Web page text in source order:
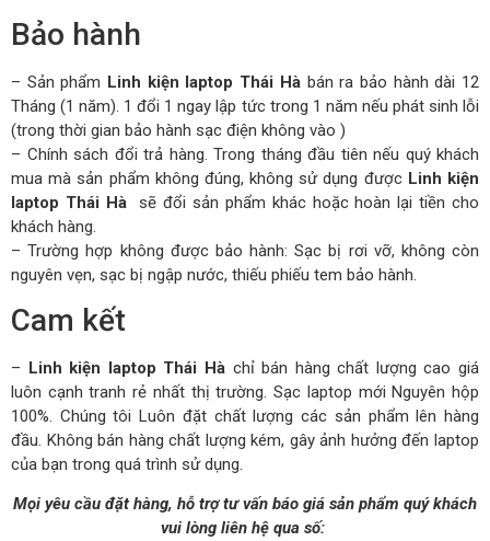
Bảo hành
– Sản phẩm Linh kiện laptop Thái Hà bán ra bảo hành dài 12
Tháng (1 năm). 1 đổi 1 ngay lập tức trong 1 năm nếu phát sinh lỗi
(trong thời gian bảo hành sạc điện không vào )
– Chính sách đổi trả hàng. Trong tháng đầu tiên nếu quý khách
mua mà sản phẩm không đúng, không sử dụng được Linh kiện
laptop Thái Hàsẽ đổi sản phẩm khác hoặc hoàn lại tiền cho
khách hàng.
– Trường hợp không được bảo hành: Sạc bị rơi vỡ, không còn
nguyên vẹn, sạc bị ngập nước, thiếu phiếu tem bảo hành.
Cam kết
– Linh kiện laptop Thái Hàchỉ bán hàng chất lượng cao giá
luôn cạnh tranh rẻ nhất thị trường. Sạc laptop mới Nguyên hộp
100%. Chúng tôi Luôn đặt chất lượng các sản phẩm lên hàng
đầu. Không bán hàng chất lượng kém, gây ảnh hưởng đến laptop
của bạn trong quá trình sử dụng.
Mọi yêu cầu đặt hàng, hỗ trợ tư vấn báo giá sản phẩm quý khách
vui lòng liên hệ qua số: